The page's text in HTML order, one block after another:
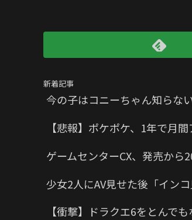
新着記事
今の子はコニーちゃん知らな
【悲報】ポケポケ、1年で月
ゲームセンターCX、発売から
少女2人にAV見せた後「イン
【衝撃】ドラクエ6をとんで